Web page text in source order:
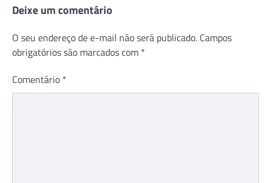
Deixe um comentário
O seu endereço de e-mail não será publicado. Campos
obrigatórios são marcados com *
Comentário *